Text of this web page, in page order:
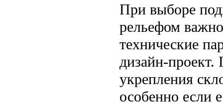
При выборе
рельефом
технические
дизайн-проект.
укрепления
особенно если